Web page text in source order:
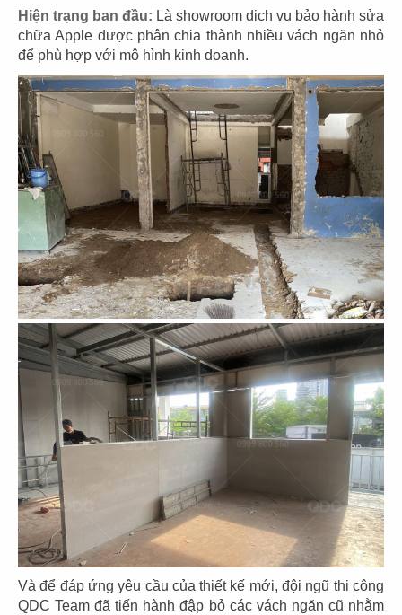
Hiện trạng ban đầu: Là showroom dịch vụ bảo hành sửa
chữa Apple được phân chia thành nhiều vách ngăn nhỏ
để phù hợp với mô hình kinh doanh.
Và để đáp ứng yêu cầu của thiết kế mới, đội ngũ thi công
QDC Team đã tiến hành đập bỏ các vách ngăn cũ nhằm
EL GAUCHO
CN Hà Nội
EL GAUCHO
CN Trần Hưng Đạo
39
EL GAUCHO
CN Vũng Tàu
40
BOTEJYU
CN Vincom Quang Trung
41
BOTEJYU
CN Vincom Đồng Khởi, Quận 1
42
BOTEJYU
CN Crescent Mall - Q.7
43
THE COFFEE HOUSE
CN Vạn Hạnh Mall
44
THE COFFEE HOUSE
CN Nha Trang